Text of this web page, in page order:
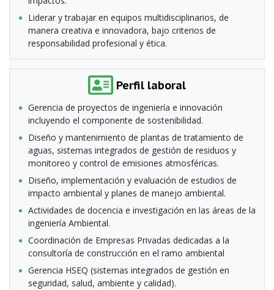
Liderar y trabajar en equipos multidisciplinarios, de
manera creativa e innovadora, bajo criterios de
responsabilidad profesional y ética.
Perfil laboral
Gerencia de proyectos de ingeniería e innovación
incluyendo el componente de sostenibilidad.
Diseño y mantenimiento de plantas de tratamiento de
aguas, sistemas integrados de gestión de residuos y
monitoreo y control de emisiones atmosféricas.
Diseño, implementación y evaluación de estudios de
impacto ambiental y planes de manejo ambiental.
Actividades de docencia e investigación en las áreas de la
ingeniería Ambiental.
Coordinación de Empresas Privadas dedicadas a la
consultoría de construcción en el ramo ambiental
Gerencia HSEQ (sistemas integrados de gestión en
seguridad, salud, ambiente y calidad).